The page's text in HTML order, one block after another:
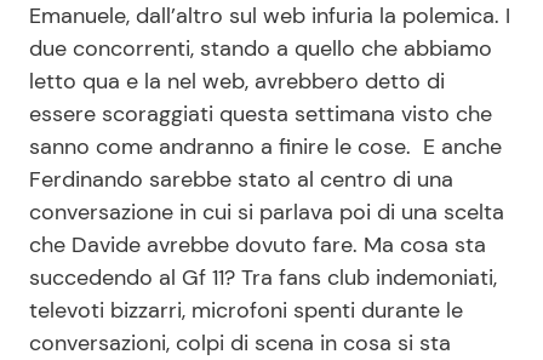
Mondo Mamma
News benessere
Salute
Viaggi e Turismo
Festività
Le Ricette in TV
Primi Piatti
Ricette Facili e Veloci
Ricette Feste
Ricette per Bambini
Emanuele, dall’altro sul web infuria la polemica. I
due concorrenti, stando a quello che abbiamo
letto qua e la nel web, avrebbero detto di
essere scoraggiati questa settimana visto che
sanno come andranno a finire le cose. E anche
Ferdinando sarebbe stato al centro di una
conversazione in cui si parlava poi di una scelta
che Davide avrebbe dovuto fare. Ma cosa sta
succedendo al Gf 11? Tra fans club indemoniati,
televoti bizzarri, microfoni spenti durante le
conversazioni, colpi di scena in cosa si sta